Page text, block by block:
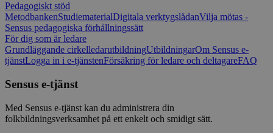
Pedagogiskt stöd
MetodbankenStudiematerialDigitala verktygslådanVilja mötas -
Sensus pedagogiska förhållningssätt
För dig som är ledare
Grundläggande cirkelledarutbildningUtbildningarOm Sensus e-
tjänstLogga in i e-tjänstenFörsäkring för ledare och deltagareFAQ
Sensus e-tjänst
Med Sensus e-tjänst kan du administrera din
folkbildningsverksamhet på ett enkelt och smidigt sätt.